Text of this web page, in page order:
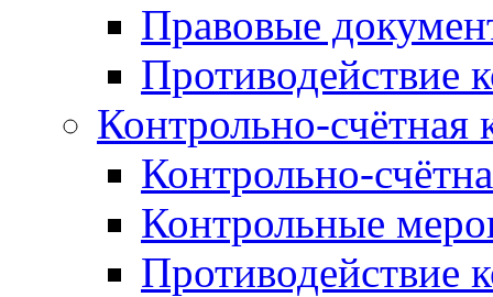
Правовые
Противодействие
Контрольно-счётная
Контрольно-
Контрольные
Противодействие